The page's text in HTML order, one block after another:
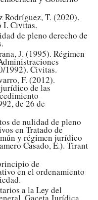
Rodríguez, T. (2020).
I. Civitas.
de pleno derecho de
J. (1995). Régimen
1992). Civitas.
F. (2012).
de las
de 26 de
de nulidad de pleno
en Tratado de
y régimen jurídico
Casado, E.). Tirant
de
en el ordenamiento
a la Ley del